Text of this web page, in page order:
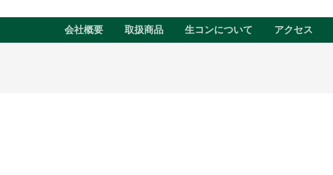
会社概要 取扱商品 生コンについて アクセス